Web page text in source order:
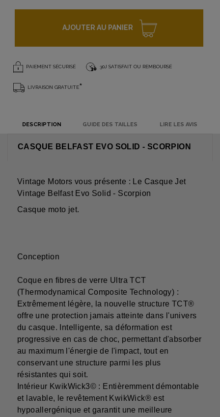
AJOUTER AU PANIER
PAIEMENT SÉCURISÉ 30J SATISFAIT OU REMBOURSÉ
LIVRAISON GRATUITE*
DESCRIPTION GUIDE DES TAILLES LIRE LES AVIS
CASQUE BELFAST EVO SOLID - SCORPION
Vintage Motors vous présente : Le Casque Jet
Vintage Belfast Evo Solid - Scorpion
Casque moto jet.
Conception
Coque en fibres de verre Ultra TCT
(Thermodynamical Composite Technology) :
Extrêmement légère, la nouvelle structure TCT®
offre une protection jamais atteinte dans l'univers
du casque. Intelligente, sa déformation est
progressive en cas de choc, permettant d'absorber
au maximum l'énergie de l'impact, tout en
conservant une structure parmi les plus
résistantes qui soit.
Intérieur KwikWick3© : Entièremment démontable
et lavable, le revêtement KwikWick® est
hypoallergénique et garantit une meilleure